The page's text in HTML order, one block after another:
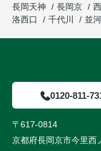
長岡天神
長岡京
洛西口
千代川 並河
0120-811-
〒617-0814
京都府長岡京市今里西